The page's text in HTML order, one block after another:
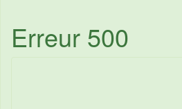
Erreur 500